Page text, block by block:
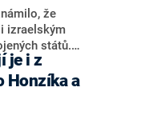
že
izraelským
států.
rovněž
J. D.
úžiny
je i z
Honzíka a